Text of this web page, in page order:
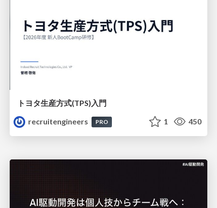
トヨタ⽣産⽅式(TPS)⼊⾨
recruitengineers
PRO 1 450